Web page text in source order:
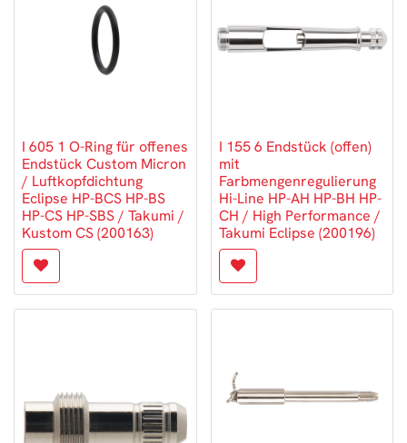
I 605 1 O-Ring für offenes
Endstück Custom Micron
/ Luftkopfdichtung
Eclipse HP-BCS HP-BS
HP-CS HP-SBS / Takumi /
Kustom CS (200163)
I 155 6 Endstück (offen)
mit
Farbmengenregulierung
Hi-Line HP-AH HP-BH HP-
CH / High Performance /
Takumi Eclipse (200196)